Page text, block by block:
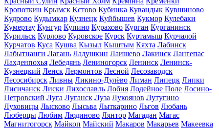
Кропоткин Крымск Кстово Кубинка Кувандык Кувшиново
Кудрово Кудымкар Кузнецк Куйбышев Кукмор Кулебаки
Кумертау Кунгур Купино Курахово Курган Курганинск
Курильск Курлово Куровское Курск Куртамыш Курчалой
Курчатов Куса Кушва Кызыл Кыштым Кяхта Лабинск
Лабытнанги Лагань Ладушкин Лаишево Лакинск Лангепас
Лахденпохья Лебедянь Лениногорск Ленинск Ленинск-
Кузнецкий Ленск Лермонтов Лесной Лесозаводск
Лесосибирск Ливны Ликино-Дулёво Лиман Липецк Липки
Лисичанск Лиски Лихославль Лобня Лодейное Поле Лосино-
Петровский Луга Луганск Луза Лукоянов Лутугино
Луховицы Лысково Лысьва Лыткарино Льгов Любань
Люберцы Любим Людиново Лянтор Магадан Магас
Магнитогорск Майкоп Майский Макаров Макарьев Макеевка